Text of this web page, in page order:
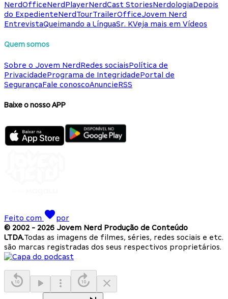
NerdOfficeNerdPlayerNerdCast StoriesNerdologiaDepois
do ExpedienteNerdTourTrailerOfficeJovem Nerd
EntrevistaQueimando a LínguaSr. KVeja mais em Vídeos
Quem somos
Sobre o Jovem NerdRedes sociaisPolítica de
PrivacidadePrograma de IntegridadePortal de
SegurançaFale conoscoAnuncieRSS
Baixe o nosso APP
Feito com
por
© 2002 - 2026 Jovem Nerd Produção de Conteúdo
LTDA.Todas as imagens de filmes, séries, redes sociais e etc.
são marcas registradas dos seus respectivos proprietários.